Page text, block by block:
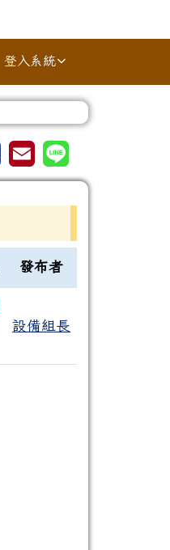
登入系統
發布者
設備組長